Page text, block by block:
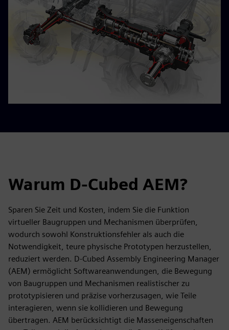
Warum D-Cubed AEM?
Sparen Sie Zeit und Kosten, indem Sie die Funktion
virtueller Baugruppen und Mechanismen überprüfen,
wodurch sowohl Konstruktionsfehler als auch die
Notwendigkeit, teure physische Prototypen herzustellen,
reduziert werden. D-Cubed Assembly Engineering Manager
(AEM) ermöglicht Softwareanwendungen, die Bewegung
von Baugruppen und Mechanismen realistischer zu
prototypisieren und präzise vorherzusagen, wie Teile
interagieren, wenn sie kollidieren und Bewegung
übertragen. AEM berücksichtigt die Masseneigenschaften